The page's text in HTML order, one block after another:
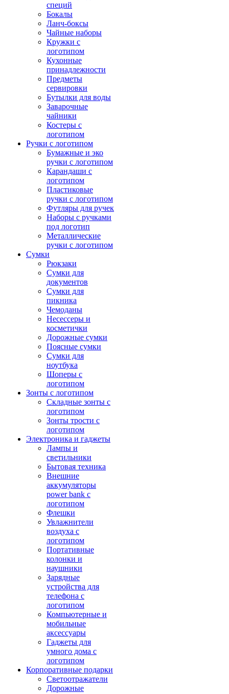
специй
Бокалы
Ланч-боксы
Чайные наборы
Кружки с
логотипом
Кухонные
принадлежности
Предметы
сервировки
Бутылки для воды
Заварочные
чайники
Костеры с
логотипом
Ручки с логотипом
Бумажные и эко
ручки с логотипом
Карандаши с
логотипом
Пластиковые
ручки с логотипом
Футляры для ручек
Наборы с ручками
под логотип
Металлические
ручки с логотипом
Сумки
Рюкзаки
Сумки для
документов
Сумки для
пикника
Чемоданы
Несессеры и
косметички
Дорожные сумки
Поясные сумки
Сумки для
ноутбука
Шоперы с
логотипом
Зонты с логотипом
Складные зонты с
логотипом
Зонты трости с
логотипом
Электроника и гаджеты
Лампы и
светильники
Бытовая техника
Внешние
аккумуляторы
power bank с
логотипом
Флешки
Увлажнители
воздуха с
логотипом
Портативные
колонки и
наушники
Зарядные
устройства для
телефона с
логотипом
Компьютерные и
мобильные
аксессуары
Гаджеты для
умного дома с
логотипом
Корпоративные подарки
Светоотражатели
Дорожные